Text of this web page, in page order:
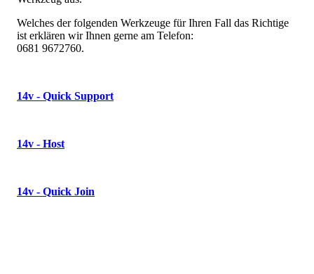
Welches der folgenden Werkzeuge für Ihren Fall das Richtige
ist erklären wir Ihnen gerne am Telefon:
0681 9672760.
14v - Quick Support
14v - Host
14v - Quick Join